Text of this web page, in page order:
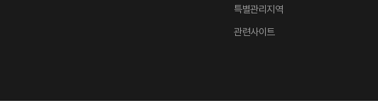
특별관리지역
관련사이트